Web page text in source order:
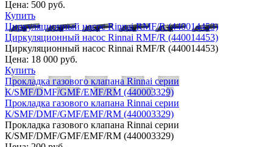
Цена: 500 руб.
Купить
Циркуляционный насос Rinnai RMF/R (440014453)
Циркуляционный насос Rinnai RMF/R (440014453)
Циркуляционный насос Rinnai RMF/R (440014453)
Цена: 18 000 руб.
Купить
Прокладка газового клапана Rinnai серии
К/SMF/DMF/GMF/EMF/RM (440003329)
Прокладка газового клапана Rinnai серии
К/SMF/DMF/GMF/EMF/RM (440003329)
Прокладка газового клапана Rinnai серии
К/SMF/DMF/GMF/EMF/RM (440003329)